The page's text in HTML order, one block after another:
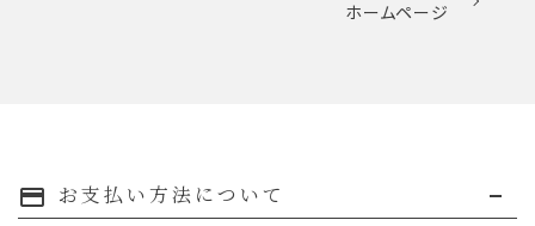
ホームページ
payment お支払い方法について